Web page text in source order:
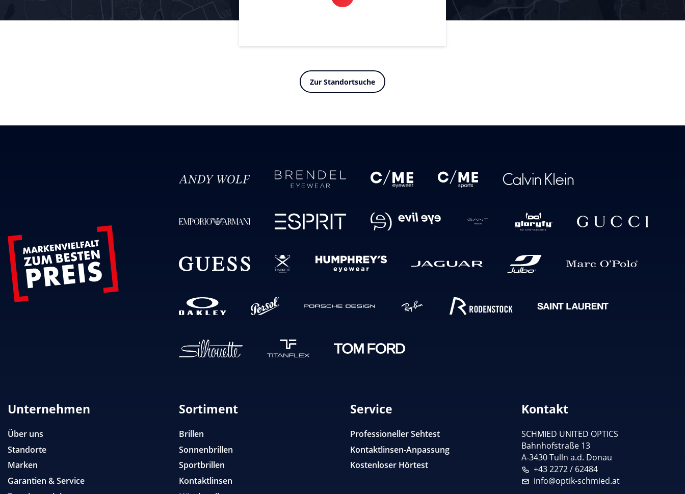
Zur Standortsuche
Kontakt
SCHMIED UNITED OPTICS
Bahnhofstraße 13
A-3430 Tulln a.d. Donau
+43 2272 / 62484
info@optik-schmied.at
Unternehmen
Über uns
Standorte
Marken
Garantien & Service
Sortiment
Brillen
Sonnenbrillen
Sportbrillen
Kontaktlinsen
Service
Professioneller Sehtest
Kontaktlinsen-Anpassung
Kostenloser Hörtest